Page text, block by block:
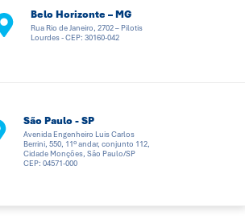
Belo Horizonte – MG
Rua Rio de Janeiro, 2702 – Pilotis
Lourdes - CEP: 30160-042
São Paulo - SP
Avenida Engenheiro Luis Carlos
Berrini, 550, 11º andar, conjunto 112,
Cidade Monções, São Paulo/SP
CEP: 04571-000